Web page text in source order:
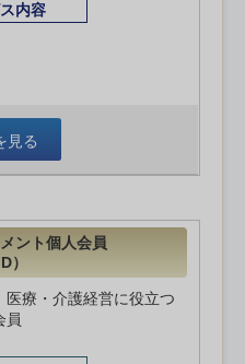
内容
見る
ント個人会員
）
療・介護経営に役立つ
員